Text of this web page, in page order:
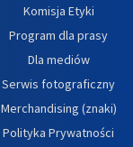
Komisja Etyki
Program dla prasy
Dla mediów
Serwis fotograficzny
Merchandising (znaki)
Polityka Prywatności